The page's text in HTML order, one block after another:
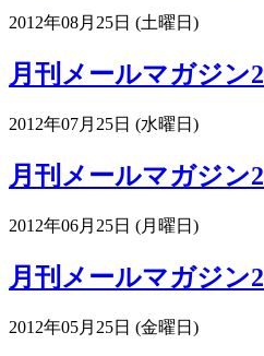
2012年08月25日 (土曜日)
月刊メールマガジン
2012年07月25日 (水曜日)
月刊メールマガジン
2012年06月25日 (月曜日)
月刊メールマガジン
2012年05月25日 (金曜日)